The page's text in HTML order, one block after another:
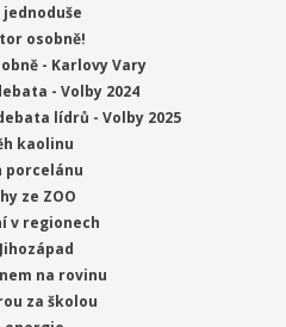
jednoduše
osobně!
- Karlovy Vary
- Volby 2024
lídrů - Volby 2025
kaolinu
porcelánu
ze ZOO
v regionech
na rovinu
za školou